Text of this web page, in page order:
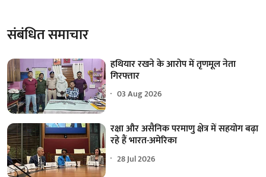
संबंधित समाचार
हथियार रखने के आरोप में तृणमूल नेता
गिरफ्तार
03 Aug 2026
रक्षा और असैनिक परमाणु क्षेत्र में सहयोग बढ़ा
रहे हैं भारत-अमेरिका
28 Jul 2026